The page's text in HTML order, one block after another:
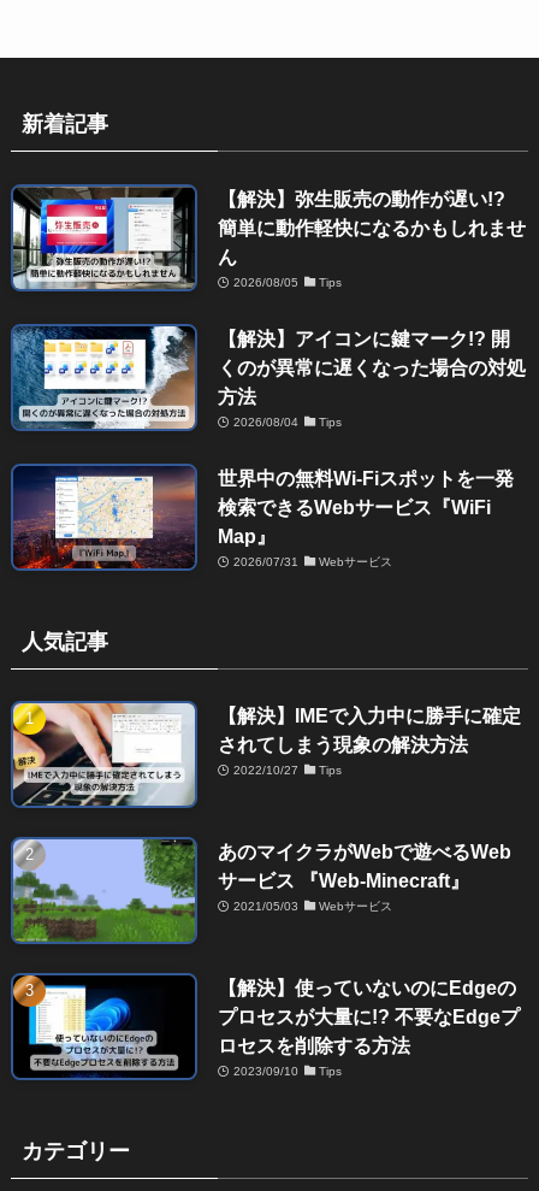
新着記事
【解決】弥生販売の動作が遅い!?
簡単に動作軽快になるかもしれませ
ん
2026/08/05 Tips
【解決】アイコンに鍵マーク!? 開
くのが異常に遅くなった場合の対処
方法
2026/08/04 Tips
世界中の無料Wi-Fiスポットを一発
検索できるWebサービス『WiFi
Map』
2026/07/31 Webサービス
人気記事
【解決】IMEで入力中に勝手に確定
されてしまう現象の解決方法
2022/10/27 Tips
あのマイクラがWebで遊べるWeb
サービス 『Web-Minecraft』
2021/05/03 Webサービス
【解決】使っていないのにEdgeの
プロセスが大量に!? 不要なEdgeプ
ロセスを削除する方法
2023/09/10 Tips
カテゴリー